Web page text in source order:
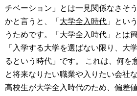
チベーション」とは一見関係なさそ
かと言うと、「 大学全入時代 」とい
うためです。「大学全入時代」とは
「入学する大学を選ばない限り、大
るという時代」です。 これは、何を
と将来なりたい職業や入りたい会社
高校生が大学全入時代のため、偏差